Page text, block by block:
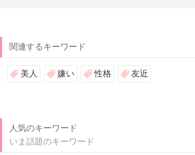
関連するキーワード
美人 嫌い 性格 友近
人気のキーワード
いま話題のキーワード